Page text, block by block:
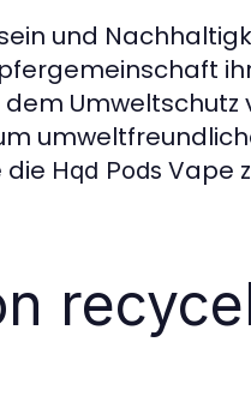
und
die Hqd Pods Vape